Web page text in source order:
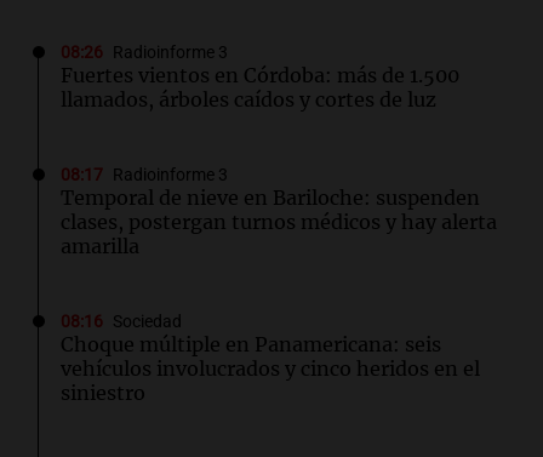
08:26 Radioinforme 3
Fuertes vientos en Córdoba: más de 1.500
llamados, árboles caídos y cortes de luz
08:17 Radioinforme 3
Temporal de nieve en Bariloche: suspenden
clases, postergan turnos médicos y hay alerta
amarilla
08:16 Sociedad
Choque múltiple en Panamericana: seis
vehículos involucrados y cinco heridos en el
siniestro